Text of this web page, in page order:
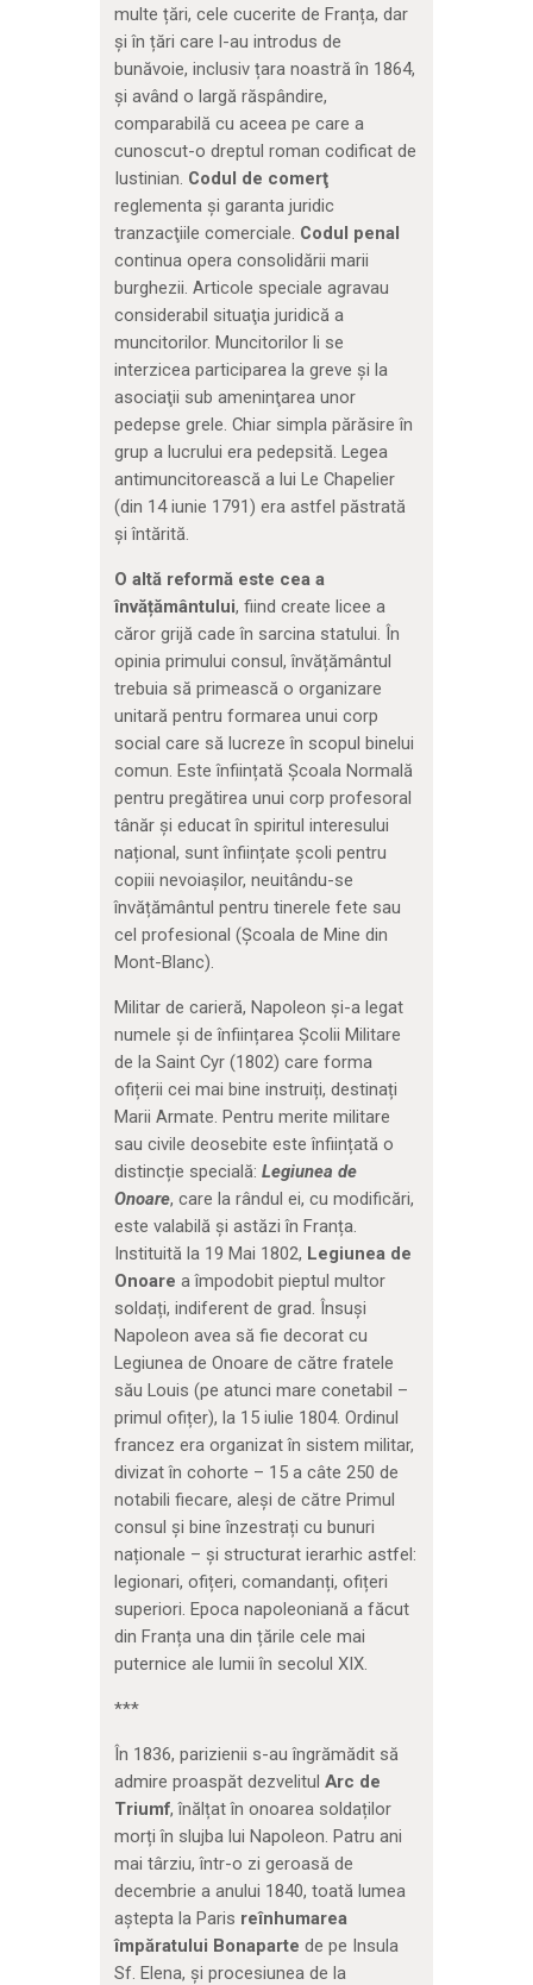
multe țări, cele cucerite de Franța, dar
și în țări care l-au introdus de
bunăvoie, inclusiv țara noastră în 1864,
și având o largă răspândire,
comparabilă cu aceea pe care a
cunoscut-o dreptul roman codificat de
Iustinian. Codul de comerţ
reglementa şi garanta juridic
tranzacţiile comerciale. Codul penal
continua opera consolidării marii
burghezii. Articole speciale agravau
considerabil situaţia juridică a
muncitorilor. Muncitorilor li se
interzicea participarea la greve şi la
asociaţii sub ameninţarea unor
pedepse grele. Chiar simpla părăsire în
grup a lucrului era pedepsită. Legea
antimuncitorească a lui Le Chapelier
(din 14 iunie 1791) era astfel păstrată
şi întărită.
O altă reformă este cea a
învățământului, fiind create licee a
căror grijă cade în sarcina statului. În
opinia primului consul, învățământul
trebuia să primească o organizare
unitară pentru formarea unui corp
social care să lucreze în scopul binelui
comun. Este înființată Școala Normală
pentru pregătirea unui corp profesoral
tânăr și educat în spiritul interesului
național, sunt înființate școli pentru
copiii nevoiașilor, neuitându-se
învățământul pentru tinerele fete sau
cel profesional (Școala de Mine din
Mont-Blanc).
Militar de carieră, Napoleon și-a legat
numele și de înființarea Școlii Militare
de la Saint Cyr (1802) care forma
ofițerii cei mai bine instruiți, destinați
Marii Armate. Pentru merite militare
sau civile deosebite este înființată o
distincție specială: Legiunea de
Onoare, care la rândul ei, cu modificări,
este valabilă și astăzi în Franța.
Instituită la 19 Mai 1802, Legiunea de
Onoare a împodobit pieptul multor
soldați, indiferent de grad. Însuși
Napoleon avea să fie decorat cu
Legiunea de Onoare de către fratele
său Louis (pe atunci mare conetabil –
primul ofițer), la 15 iulie 1804. Ordinul
francez era organizat în sistem militar,
divizat în cohorte – 15 a câte 250 de
notabili fiecare, aleși de către Primul
consul și bine înzestrați cu bunuri
naționale – și structurat ierarhic astfel:
legionari, ofițeri, comandanți, ofițeri
superiori. Epoca napoleoniană a făcut
din Franța una din țările cele mai
puternice ale lumii în secolul XIX.
***
În 1836, parizienii s-au îngrămădit să
admire proaspăt dezvelitul Arc de
Triumf, înălțat în onoarea soldaților
morți în slujba lui Napoleon. Patru ani
mai târziu, într-o zi geroasă de
decembrie a anului 1840, toată lumea
aștepta la Paris reînhumarea
împăratului Bonaparte de pe Insula
Sf. Elena, și procesiunea de la